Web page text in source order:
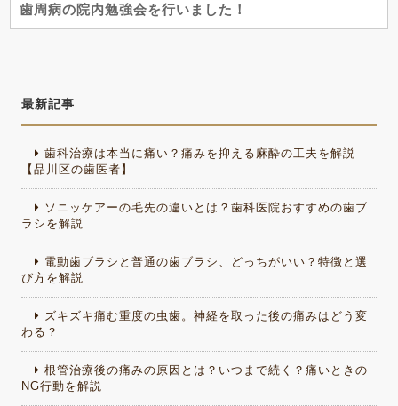
歯周病の院内勉強会を行いました！
最新記事
歯科治療は本当に痛い？痛みを抑える麻酔の工夫を解説
【品川区の歯医者】
ソニッケアーの毛先の違いとは？歯科医院おすすめの歯ブ
ラシを解説
電動歯ブラシと普通の歯ブラシ、どっちがいい？特徴と選
び方を解説
ズキズキ痛む重度の虫歯。神経を取った後の痛みはどう変
わる？
根管治療後の痛みの原因とは？いつまで続く？痛いときの
NG行動を解説